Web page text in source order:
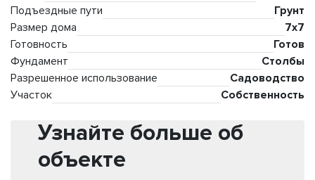
Подъездные пути
Грунт
Размер дома
7х7
Готовность
Готов
Фундамент
Столбы
Разрешенное использование
Садоводство
Участок
Собственность
Узнайте больше об
объекте